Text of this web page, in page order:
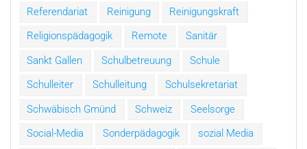
Referendariat
Reinigung
Reinigungskraft
Religionspädagogik
Remote
Sanitär
Sankt Gallen
Schulbetreuung
Schule
Schulleiter
Schulleitung
Schulsekretariat
Schwäbisch Gmünd
Schweiz
Seelsorge
Social-Media
Sonderpädagogik
sozial Media